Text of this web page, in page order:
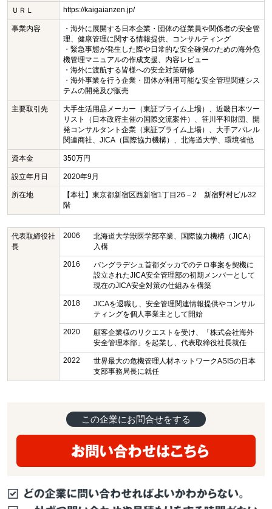
ＵＲＬ https://kaigaianzen.jp/
事業内容
・海外に展開する日本企業・団体の従業員や関係者の安全管
理、健康管理に関する情報提供、コンサルティング
・緊急事態が発生した際や日常的な安全確保のための海外危
機管理マニュアルの作成支援、内容レビュー
・海外に渡航する皆様への安全対策研修
・海外事業を行う企業・団体が利用可能な安全管理関連シス
テムの開発及び販売
主要取引先
大手生活用品メーカー（東証プライム上場）、近畿日本ツー
リスト（日本政府主催の国際交流案件）、笹川平和財団、開
発コンサルタント企業（東証プライム上場）、大手アパレル
関連商社、JICA（国際協力機構）、北海道大学、環境省他
資本金 350万円
設立年月日 2020年9月
所在地
【本社】東京都新宿区西新宿1丁目26－2 新宿野村ビル32
階
代表取締役社
長
2006
北海道大学獣医学部卒業、国際協力機構（JICA）
入構
2016
バングラデシュ首都ダッカでのテロ事案を契機に
設立されたJICA安全管理部の初期メンバーとして
現在のJICA安全対策の仕組みを構築
2018
JICAを退職し、安全管理関連情報提供やコンサル
ティングを個人事業主として開始
2020
顧客企業様のリクエストを受け、「株式会社海外
安全管理本部」を起業し、代表取締役社長就任
2022
世界最大の危機管理人材ネットワークASISの日本
支部事務局長に就任
この企業にお問合せをする